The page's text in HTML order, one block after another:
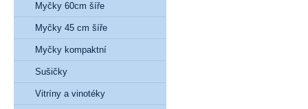
Myčky 60cm šíře
Myčky 45 cm šíře
Myčky kompaktní
Sušičky
Vitríny a vinotéky